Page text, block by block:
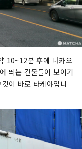
10~12분 후에 나카오
띄는 건물들이 보이기
이 바로 타케야입니